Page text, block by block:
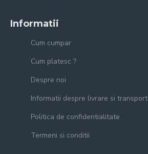
Informatii
Cum cumpar
Cum platesc ?
Despre noi
Informatii despre livrare si transport
Politica de confidentialitate
Termeni si conditii